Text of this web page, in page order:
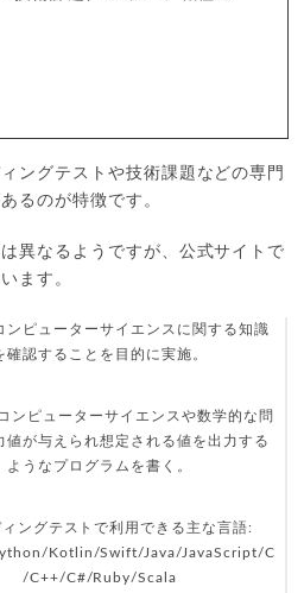
ングテストや技術課題などの専門
るのが特徴です。
異なるようですが、公式サイトで
ます。
ンピューターサイエンスに関する知識
確認することを目的に実施。
ンピューターサイエンスや数学的な問
値が与えられ想定される値を出力する
ようなプログラムを書く。
ングテストで利用できる主な言語:
Kotlin/Swift/Java/JavaScript/C
/C++/C#/Ruby/Scala